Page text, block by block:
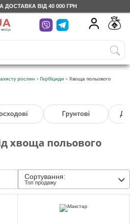
ВІД 40 000 ГРН
UA
грн
рослин » Гербіциди » Хвоща польового
Грунтові
хвоща польового
Сортування:
Топ продажу